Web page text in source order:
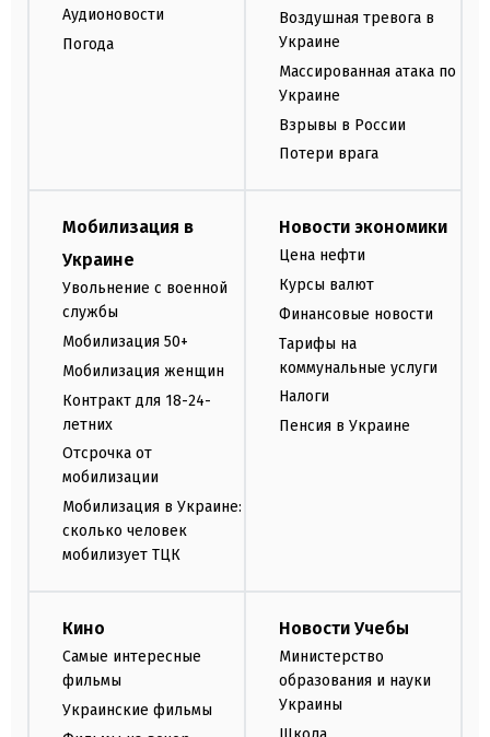
Аудионовости
Погода
Воздушная тревога в
Украине
Массированная атака по
Украине
Взрывы в России
Потери врага
Мобилизация в
Украине
Увольнение с военной
службы
Мобилизация 50+
Мобилизация женщин
Контракт для 18-24-
летних
Отсрочка от
мобилизации
Мобилизация в Украине:
сколько человек
мобилизует ТЦК
Новости экономики
Цена нефти
Курсы валют
Финансовые новости
Тарифы на
коммунальные услуги
Налоги
Пенсия в Украине
Кино
Самые интересные
фильмы
Украинские фильмы
Новости Учебы
Министерство
образования и науки
Украины